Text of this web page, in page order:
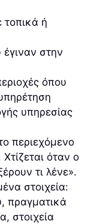
ή
στην
όπου
υπηρεσίας
περιεχόμενο
όταν ο
τι λένε».
στοιχεία:
πραγματικά
στοιχεία